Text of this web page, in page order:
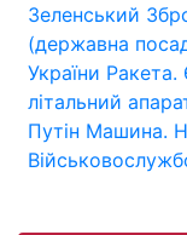
Зеленський
(державна
України Ракета.
літальний
Путін Машина.